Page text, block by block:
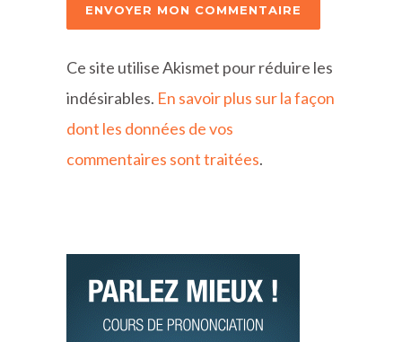
Ce site utilise Akismet pour réduire les
indésirables. En savoir plus sur la façon
dont les données de vos
commentaires sont traitées.